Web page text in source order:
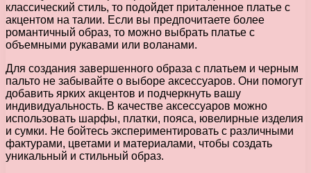
классический стиль, то подойдет приталенное платье с
акцентом на талии. Если вы предпочитаете более
романтичный образ, то можно выбрать платье с
объемными рукавами или воланами.
Для создания завершенного образа с платьем и черным
пальто не забывайте о выборе аксессуаров. Они помогут
добавить ярких акцентов и подчеркнуть вашу
индивидуальность. В качестве аксессуаров можно
использовать шарфы, платки, пояса, ювелирные изделия
и сумки. Не бойтесь экспериментировать с различными
фактурами, цветами и материалами, чтобы создать
уникальный и стильный образ.